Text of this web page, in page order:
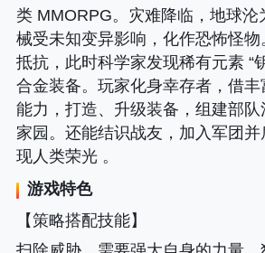
类 MMORPG。灾难降临，地球沦
械受未知变异影响，化作恐怖怪
抵抗，此时科学家发现稀有元素 “
合金装备。玩家化身幸存者，借
能力，打造、升级装备，组建部
家园。还能结识战友，加入军团
现人类荣光 。
游戏特色
【策略搭配技能】